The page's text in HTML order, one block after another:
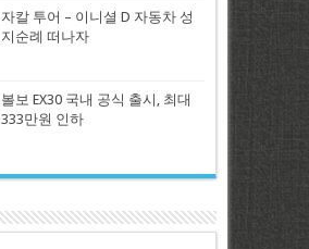
자칼 투어 – 이니셜 D 자동차 성
지순례 떠나자
볼보 EX30 국내 공식 출시, 최대
333만원 인하